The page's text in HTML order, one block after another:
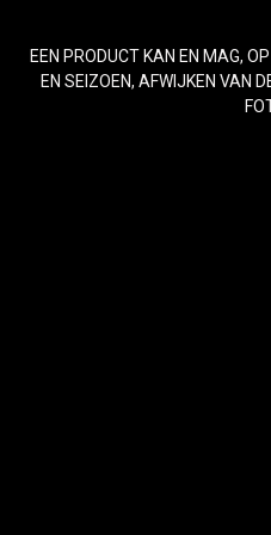
EEN PRODUCT KAN EN MAG,
EN SEIZOEN, AFWIJKEN VAN